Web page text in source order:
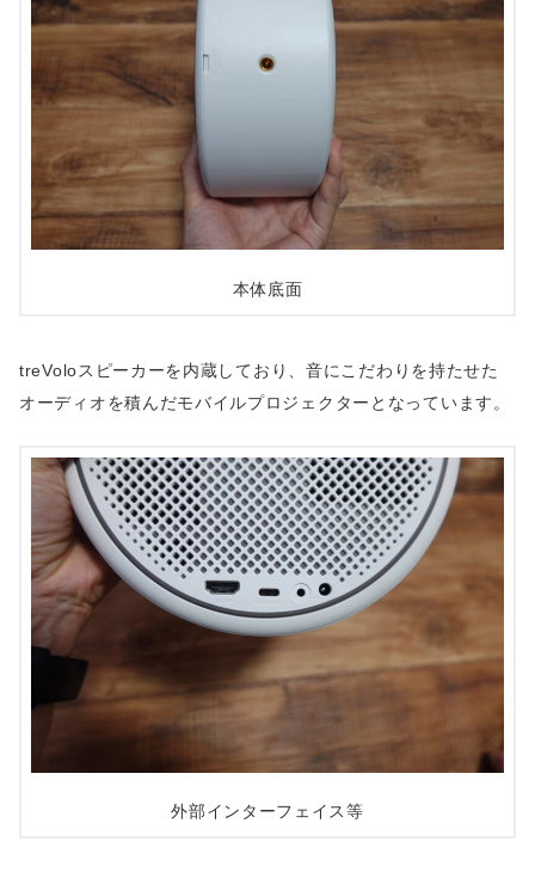
本体底面
treVoloスピーカーを内蔵しており、音にこだわりを持たせた
オーディオを積んだモバイルプロジェクターとなっています。
外部インターフェイス等